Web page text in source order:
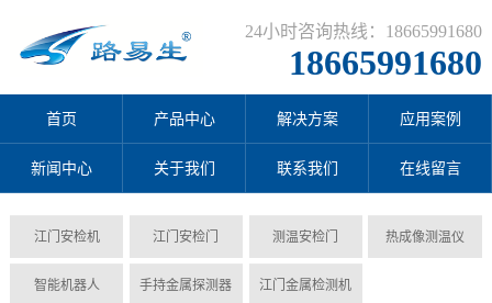
24小时咨询热线：18665991680
18665991680
首页 产品中心 解决方案 应用案例
新闻中心 关于我们 联系我们 在线留言
江门安检机 江门安检门 测温安检门 热成像测温仪
智能机器人 手持金属探测器 江门金属检测机